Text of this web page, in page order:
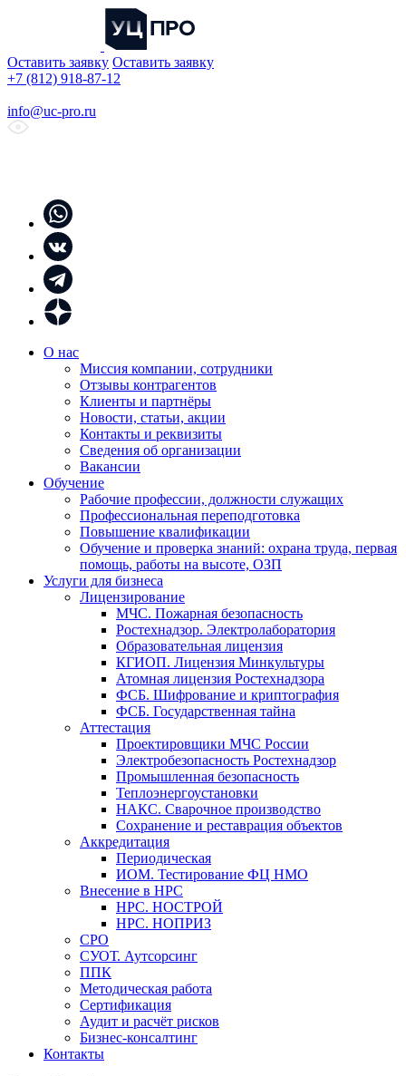
Оставить заявку Оставить заявку
+7 (812) 918-87-12
info@uc-pro.ru
О нас
Миссия компании, сотрудники
Отзывы контрагентов
Клиенты и партнёры
Новости, статьи, акции
Контакты и реквизиты
Сведения об организации
Вакансии
Обучение
Рабочие профессии, должности служащих
Профессиональная переподготовка
Повышение квалификации
Обучение и проверка знаний: охрана труда, первая
помощь, работы на высоте, ОЗП
Услуги для бизнеса
Лицензирование
МЧС. Пожарная безопасность
Ростехнадзор. Электролаборатория
Образовательная лицензия
КГИОП. Лицензия Минкультуры
Атомная лицензия Ростехнадзора
ФСБ. Шифрование и криптография
ФСБ. Государственная тайна
Аттестация
Проектировщики МЧС России
Электробезопасность Ростехнадзор
Промышленная безопасность
Теплоэнергоустановки
НАКС. Сварочное производство
Сохранение и реставрация объектов
Аккредитация
Периодическая
ИОМ. Тестирование ФЦ НМО
Внесение в НРС
НРС. НОСТРОЙ
НРС. НОПРИЗ
СРО
СУОТ. Аутсорсинг
ППК
Методическая работа
Сертификация
Аудит и расчёт рисков
Бизнес-консалтинг
Контакты